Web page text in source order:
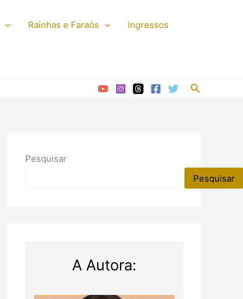
Rainhas e Faraós Ingressos
Pesquisar
Pesquisar
Pesquisar
A Autora: